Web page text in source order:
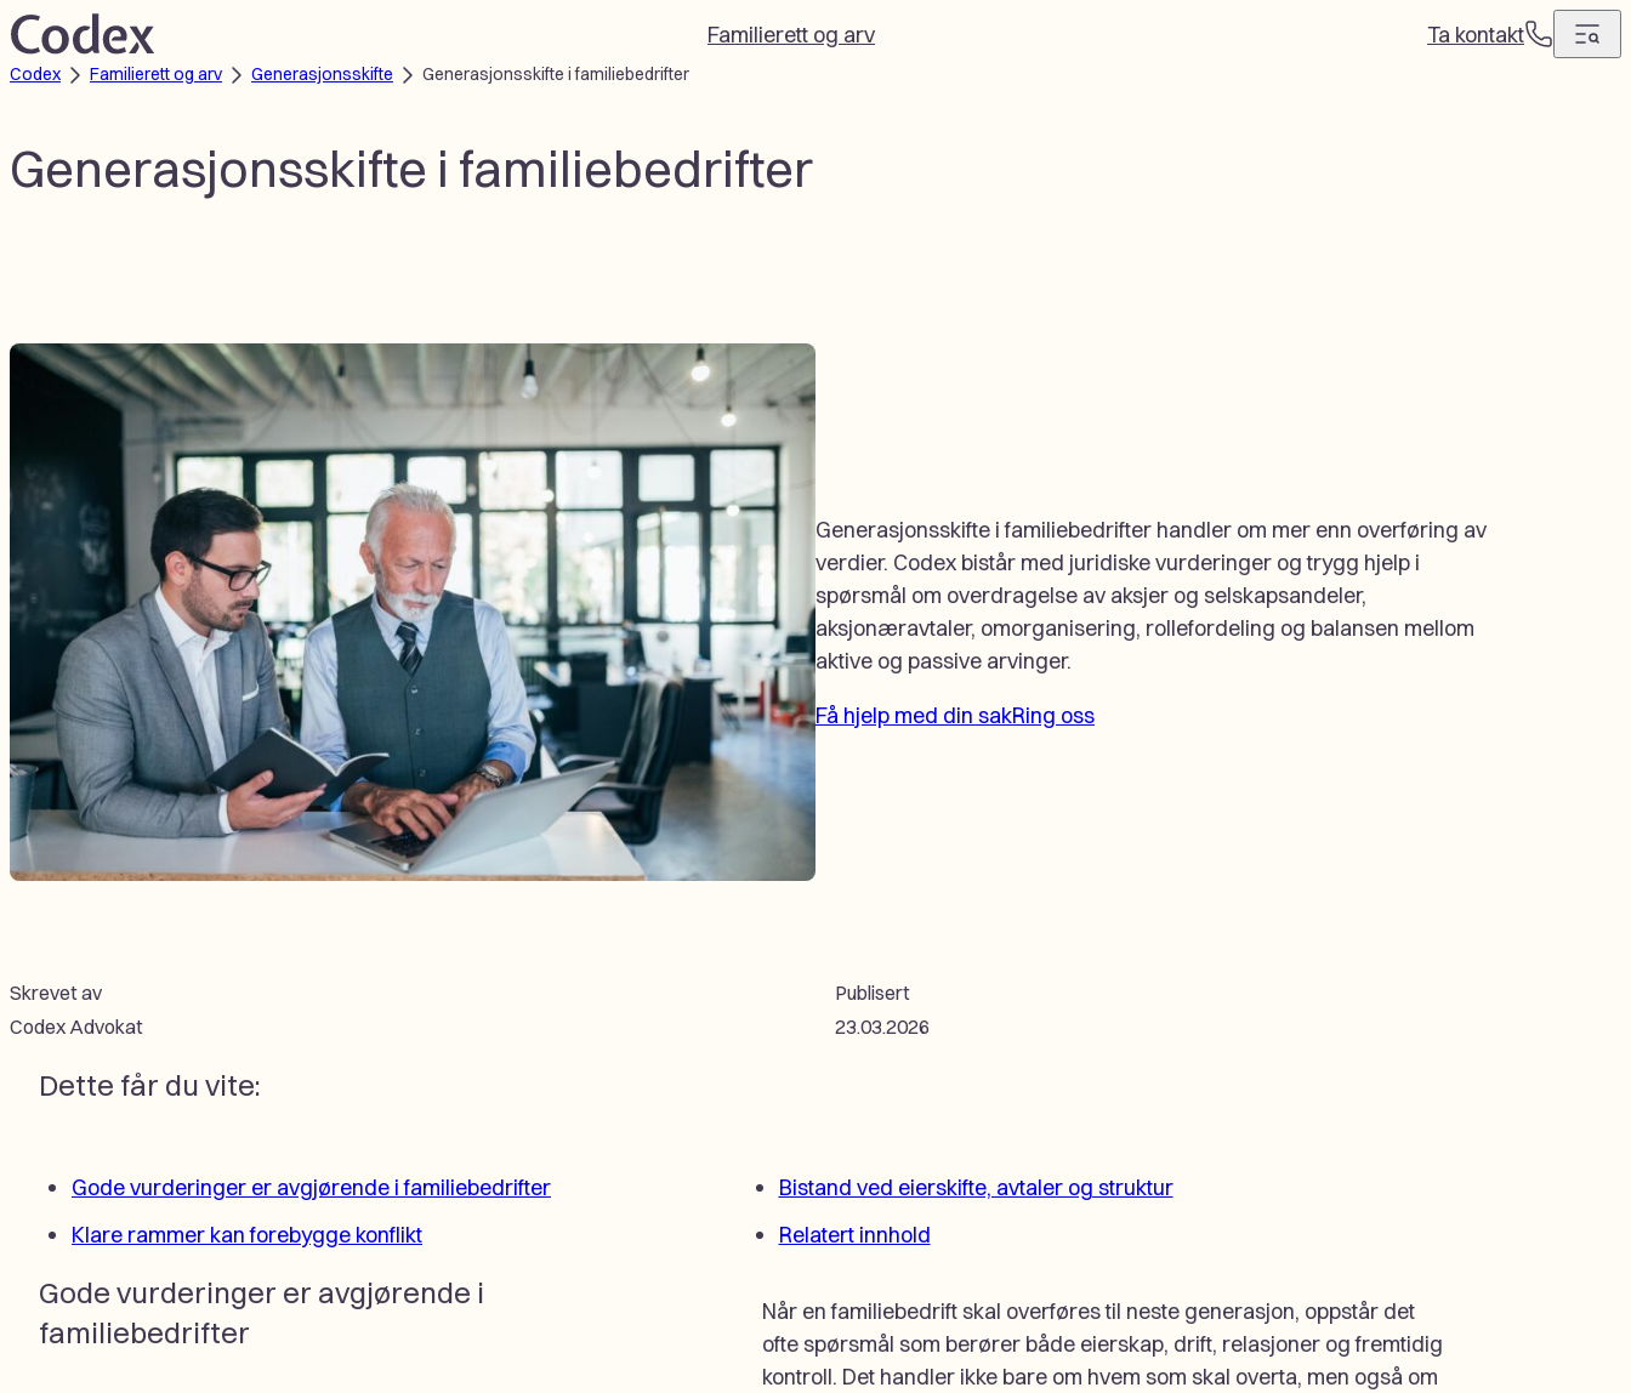
Hopp
til
innhold
Familierett og arv Ta kontakt
T
Codex Familierett og arv Generasjonsskifte Generasjonsskifte i familiebedrifter
Generasjonsskifte i familiebedrifter
Generasjonsskifte i familiebedrifter handler om mer enn overføring av
verdier. Codex bistår med juridiske vurderinger og trygg hjelp i
spørsmål om overdragelse av aksjer og selskapsandeler,
aksjonæravtaler, omorganisering, rollefordeling og balansen mellom
aktive og passive arvinger.
Få hjelp med din sakRing oss
Skrevet av
Codex Advokat
Publisert
23.03.2026
Dette får du vite:
Gode vurderinger er avgjørende i familiebedrifter
Bistand ved eierskifte, avtaler og struktur
Klare rammer kan forebygge konflikt
Relatert innhold
Gode vurderinger er avgjørende i
familiebedrifter
Når en familiebedrift skal overføres til neste generasjon, oppstår det
ofte spørsmål som berører både eierskap, drift, relasjoner og fremtidig
kontroll. Det handler ikke bare om hvem som skal overta, men også om